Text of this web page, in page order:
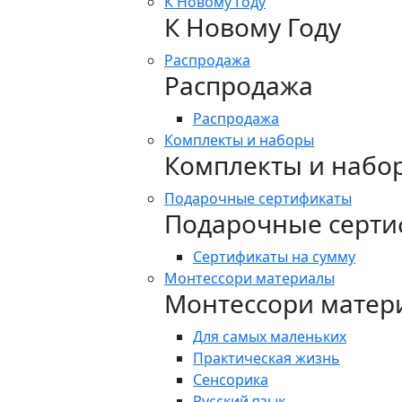
К Новому Году
Распродажа
Распродажа
Распродажа
Комплекты и наборы
Комплекты и
Подарочные сертификаты
Подарочные
Сертификаты на сумму
Монтессори материалы
Монтессори
Для самых маленьких
Практическая жизнь
Сенсорика